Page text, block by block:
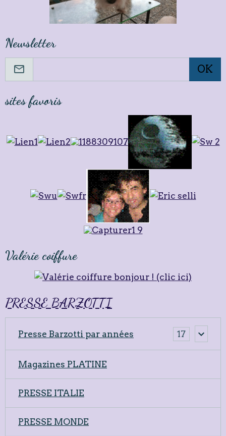
Newsletter
OK
sites favoris
Valérie coiffure
PRESSE BARZOTTI
Presse Barzotti par années 17
Magazines PLATINE
PRESSE ITALIE
PRESSE MONDE